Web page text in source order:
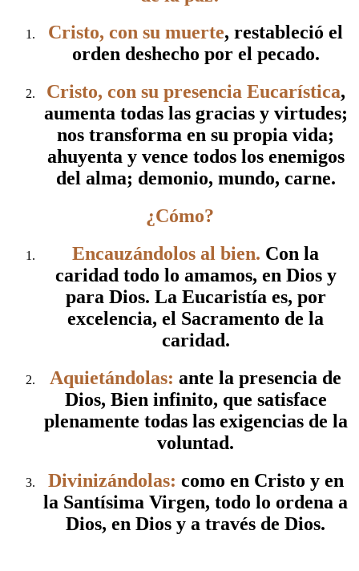
Cristo, con su muerte, restableció el
orden deshecho por el pecado.
Cristo, con su presencia Eucarística,
aumenta todas las gracias y virtudes;
nos transforma en su propia vida;
ahuyenta y vence todos los enemigos
del alma; demonio, mundo, carne.
¿Cómo?
Encauzándolos al bien. Con la
caridad todo lo amamos, en Dios y
para Dios. La Eucaristía es, por
excelencia, el Sacramento de la
caridad.
Aquietándolas: ante la presencia de
Dios, Bien infinito, que satisface
plenamente todas las exigencias de la
voluntad.
Divinizándolas: como en Cristo y en
la Santísima Virgen, todo lo ordena a
Dios, en Dios y a través de Dios.